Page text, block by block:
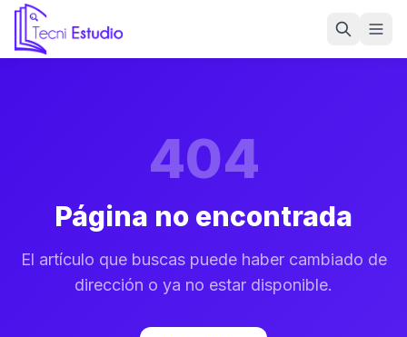
Ir a la página de inicio de Tecni Estudio
404
Página no encontrada
El artículo que buscas puede haber cambiado de
dirección o ya no estar disponible.